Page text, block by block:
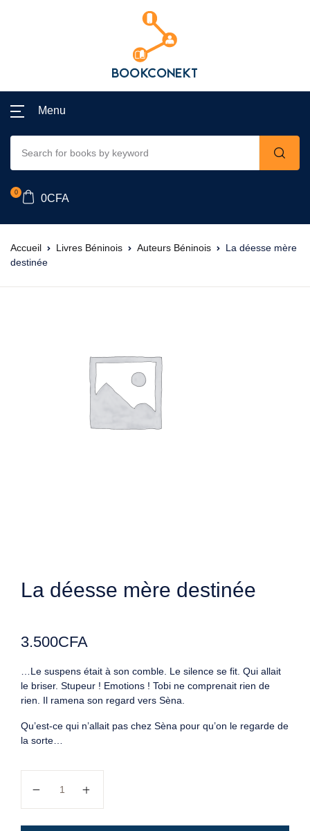
Menu
0
0CFA
Accueil Livres Béninois Auteurs Béninois
La déesse mère
destinée
La déesse mère destinée
3.500CFA
…Le suspens était à son comble. Le silence se fit. Qui allait
le briser. Stupeur ! Emotions ! Tobi ne comprenait rien de
rien. Il ramena son regard vers Sèna.
Qu’est-ce qui n’allait pas chez Sèna pour qu’on le regarde de
la sorte…